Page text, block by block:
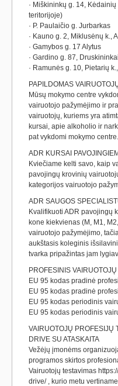
· Miškininkų g. 14,
teritorijoje)
· P. Paulaičio g. Jurbarkas
· Kauno g. 2, Miklusėnų k.,
· Gamybos g. 17 Alytus
· Gardino g. 87, Druskininkai
· Ramunės g. 10, Pietarių
PAPILDOMAS
Mūsų mokymo centre
vairuotojo pažymėjimo ir
vairuotojų, kuriems yra
kursai, apie alkoholio ir
pat vykdomi mokymo centre.
ADR KURSAI
Kviečiame kelti savo, kaip
pavojingų krovinių
kategorijos vairuotojo
ADR SAUGOS
Kvalifikuoti ADR pavojingų
kone kiekvienas (M, M1,
vairuotojo pažymėjimo,
aukštasis koleginis
tvarka pripažintas jam
PROFESINIS
EU 95 kodas pradinė
EU 95 kodas pradinė
EU 95 kodas periodinis
EU 95 kodas periodinis
VAIRUOTOJŲ PROFESIJŲ
DRIVE SU ATASKAITA
Vežėjų įmonėms
programos skirtos
Vairuotojų testavimas
drive/ , kurio metu